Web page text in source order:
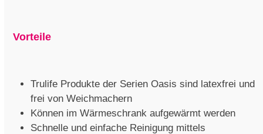
Vorteile
Trulife Produkte der Serien Oasis sind latexfrei und
frei von Weichmachern
Können im Wärmeschrank aufgewärmt werden
Schnelle und einfache Reinigung mittels